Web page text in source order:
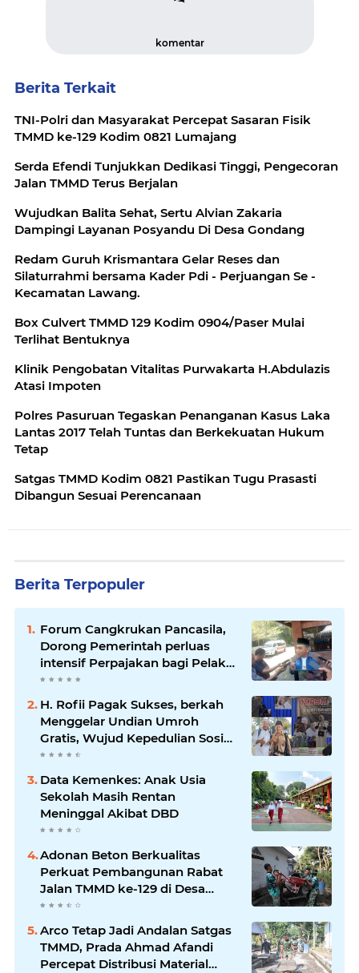
komentar
Berita Terkait
TNI-Polri dan Masyarakat Percepat Sasaran Fisik
TMMD ke-129 Kodim 0821 Lumajang
Serda Efendi Tunjukkan Dedikasi Tinggi, Pengecoran
Jalan TMMD Terus Berjalan
Wujudkan Balita Sehat, Sertu Alvian Zakaria
Dampingi Layanan Posyandu Di Desa Gondang
Redam Guruh Krismantara Gelar Reses dan
Silaturrahmi bersama Kader Pdi - Perjuangan Se -
Kecamatan Lawang.
Box Culvert TMMD 129 Kodim 0904/Paser Mulai
Terlihat Bentuknya
Klinik Pengobatan Vitalitas Purwakarta H.Abdulazis
Atasi Impoten
Polres Pasuruan Tegaskan Penanganan Kasus Laka
Lantas 2017 Telah Tuntas dan Berkekuatan Hukum
Tetap
Satgas TMMD Kodim 0821 Pastikan Tugu Prasasti
Dibangun Sesuai Perencanaan
Berita Terpopuler
Forum Cangkrukan Pancasila,
Dorong Pemerintah perluas
intensif Perpajakan bagi Pelaku
Usaha UMKM.
H. Rofii Pagak Sukses, berkah
Menggelar Undian Umroh
Gratis, Wujud Kepedulian Sosial
berbagi.
Data Kemenkes: Anak Usia
Sekolah Masih Rentan
Meninggal Akibat DBD
Adonan Beton Berkualitas
Perkuat Pembangunan Rabat
Jalan TMMD ke-129 di Desa
Ledoktempuro
Arco Tetap Jadi Andalan Satgas
TMMD, Prada Ahmad Afandi
Percepat Distribusi Material